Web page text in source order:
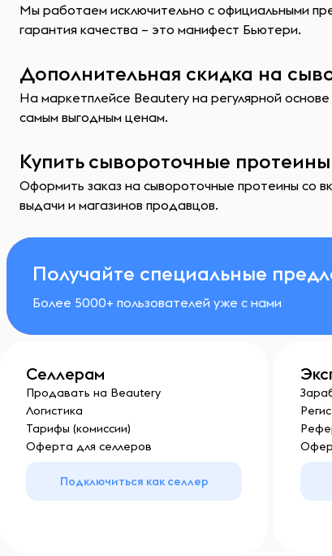
Мы работаем исключительно с официальными
гарантия качества – это манифест Бьютери.
Дополнительная скидка на
На маркетплейсе Beautery на регулярной
самым выгодным ценам.
Купить сывороточные
Оформить заказ на сывороточные протеины со
выдачи и магазинов продавцов.
Получайте специальные
Более 5000+ пользователей уже с нами
Селлерам
Продавать на Beautery
Логистика
Тарифы (комиссии)
Оферта для селлеров
Подключиться как селлер